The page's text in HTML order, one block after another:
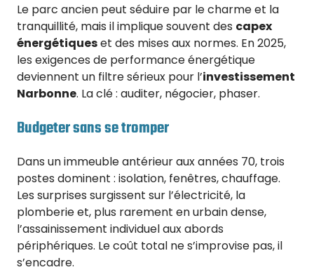
Le parc ancien peut séduire par le charme et la
tranquillité, mais il implique souvent des capex
énergétiqueset des mises aux normes. En 2025,
les exigences de performance énergétique
deviennent un filtre sérieux pour l’investissement
Narbonne. La clé : auditer, négocier, phaser.
Budgeter sans se tromper
Dans un immeuble antérieur aux années 70, trois
postes dominent : isolation, fenêtres, chauffage.
Les surprises surgissent sur l’électricité, la
plomberie et, plus rarement en urbain dense,
l’assainissement individuel aux abords
périphériques. Le coût total ne s’improvise pas, il
s’encadre.